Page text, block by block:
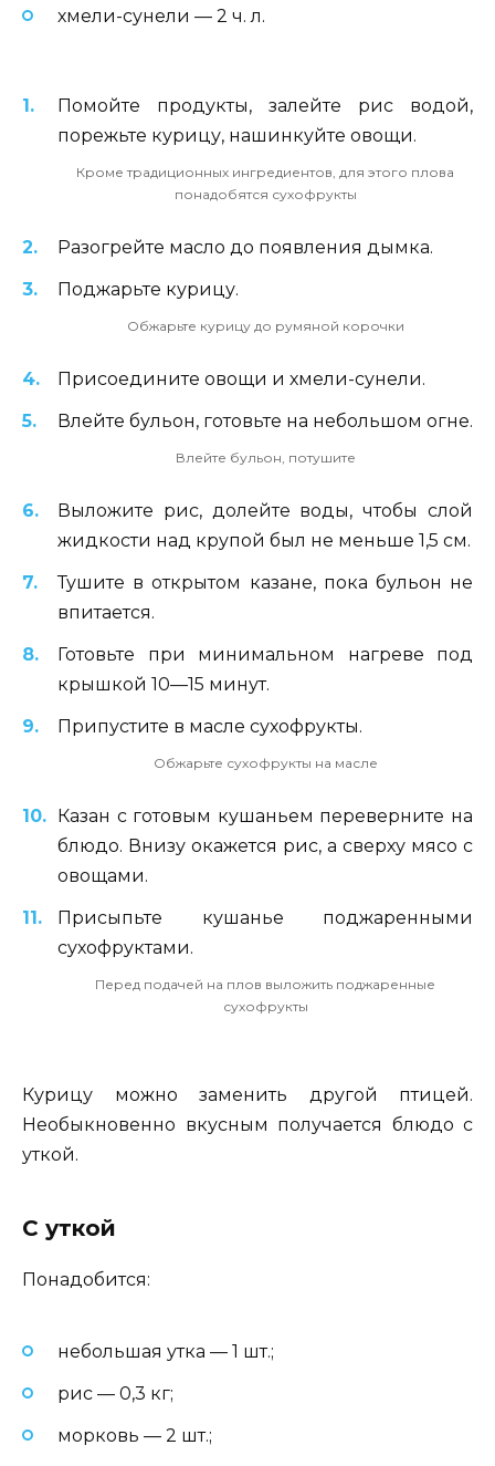
хмели-сунели — 2 ч. л.
Помойте продукты, залейте рис водой,
порежьте курицу, нашинкуйте овощи.
Кроме традиционных ингредиентов, для этого плова
понадобятся сухофрукты
Разогрейте масло до появления дымка.
Поджарьте курицу.
Обжарьте курицу до румяной корочки
Присоедините овощи и хмели-сунели.
Влейте бульон, готовьте на небольшом огне.
Влейте бульон, потушите
Выложите рис, долейте воды, чтобы слой
жидкости над крупой был не меньше 1,5 см.
Тушите в открытом казане, пока бульон не
впитается.
Готовьте при минимальном нагреве под
крышкой 10—15 минут.
Припустите в масле сухофрукты.
Обжарьте сухофрукты на масле
Казан с готовым кушаньем переверните на
блюдо. Внизу окажется рис, а сверху мясо с
овощами.
Присыпьте кушанье поджаренными
сухофруктами.
Перед подачей на плов выложить поджаренные
сухофрукты
Курицу можно заменить другой птицей.
Необыкновенно вкусным получается блюдо с
уткой.
С уткой
Понадобится:
небольшая утка — 1 шт.;
рис — 0,3 кг;
морковь — 2 шт.;